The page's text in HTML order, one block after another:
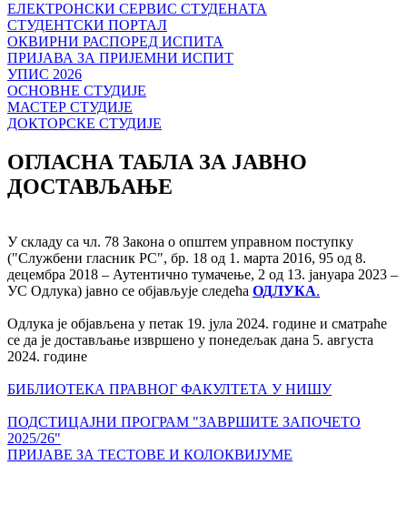
ЕЛЕКТРОНСКИ СЕРВИС СТУДЕНАТА
СТУДЕНТСКИ ПОРТАЛ
ОКВИРНИ РАСПОРЕД ИСПИТА
ПРИЈАВА ЗА ПРИЈЕМНИ ИСПИТ
УПИС 2026
ОСНОВНЕ СТУДИЈЕ
МАСТЕР СТУДИЈЕ
ДОКТОРСКЕ СТУДИЈЕ
ОГЛАСНА ТАБЛА ЗА ЈАВНО
ДОСТАВЉАЊЕ
У складу са чл. 78 Закона о општем управном поступку
("Службени гласник РС", бр. 18 од 1. марта 2016, 95 од 8.
децембра 2018 – Аутентично тумачење, 2 од 13. јануара 2023 –
УС Одлука) јавно се објављује следећа ОДЛУКА.
Одлука је објављена у петак 19. јула 2024. године и сматраће
се да је достављање извршено у понедељак дана 5. августа
2024. године
БИБЛИОТЕКА ПРАВНОГ ФАКУЛТЕТА У НИШУ
ПОДСТИЦАЈНИ ПРОГРАМ "ЗАВРШИТЕ ЗАПОЧЕТО
2025/26"
ПРИЈАВЕ ЗА ТЕСТОВЕ И КОЛОКВИЈУМЕ